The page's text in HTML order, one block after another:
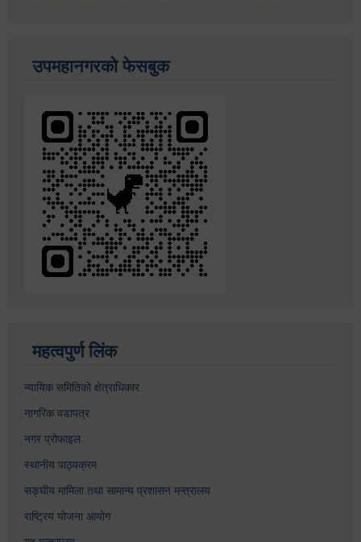
उपमहानगरको फेसबुक
महत्वपुर्ण लिंक
न्यायिक समितिको क्षेत्राधिकार
नागरिक वडापत्र
नगर प्रोफाइल
स्थानीय पाठ्यक्रम
सङ्घीय मामिला तथा सामान्य प्रशासन मन्त्रालय
राष्ट्रिय योजना आयोग